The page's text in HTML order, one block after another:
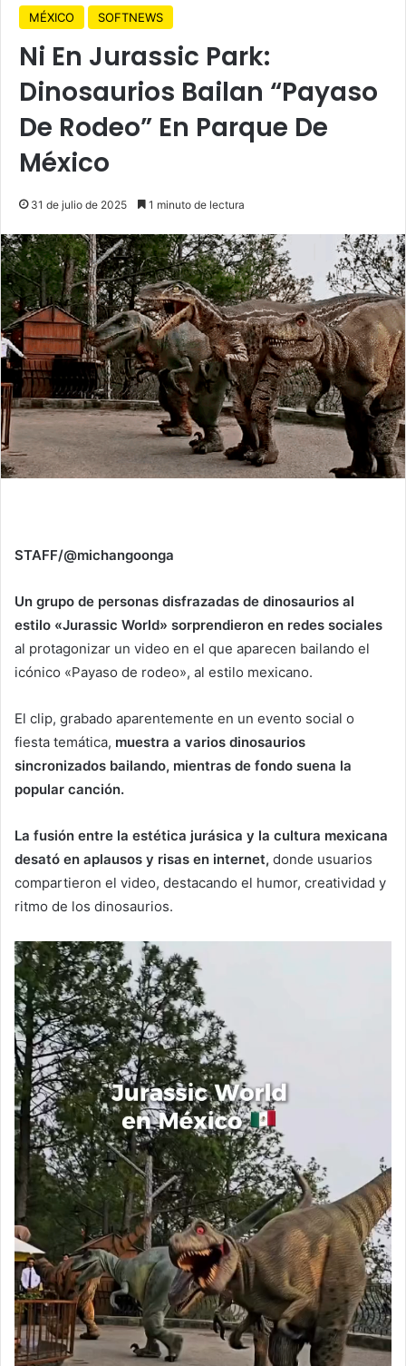
MÉXICO SOFTNEWS
Ni En Jurassic Park:
Dinosaurios Bailan “Payaso
De Rodeo” En Parque De
México
31 de julio de 2025 1 minuto de lectura
STAFF/@michangoonga
Un grupo de personas disfrazadas de dinosaurios al
estilo «Jurassic World» sorprendieron en redes sociales
al protagonizar un video en el que aparecen bailando el
icónico «Payaso de rodeo», al estilo mexicano.
El clip, grabado aparentemente en un evento social o
fiesta temática, muestra a varios dinosaurios
sincronizados bailando, mientras de fondo suena la
popular canción.
La fusión entre la estética jurásica y la cultura mexicana
desató en aplausos y risas en internet, donde usuarios
compartieron el video, destacando el humor, creatividad y
ritmo de los dinosaurios.